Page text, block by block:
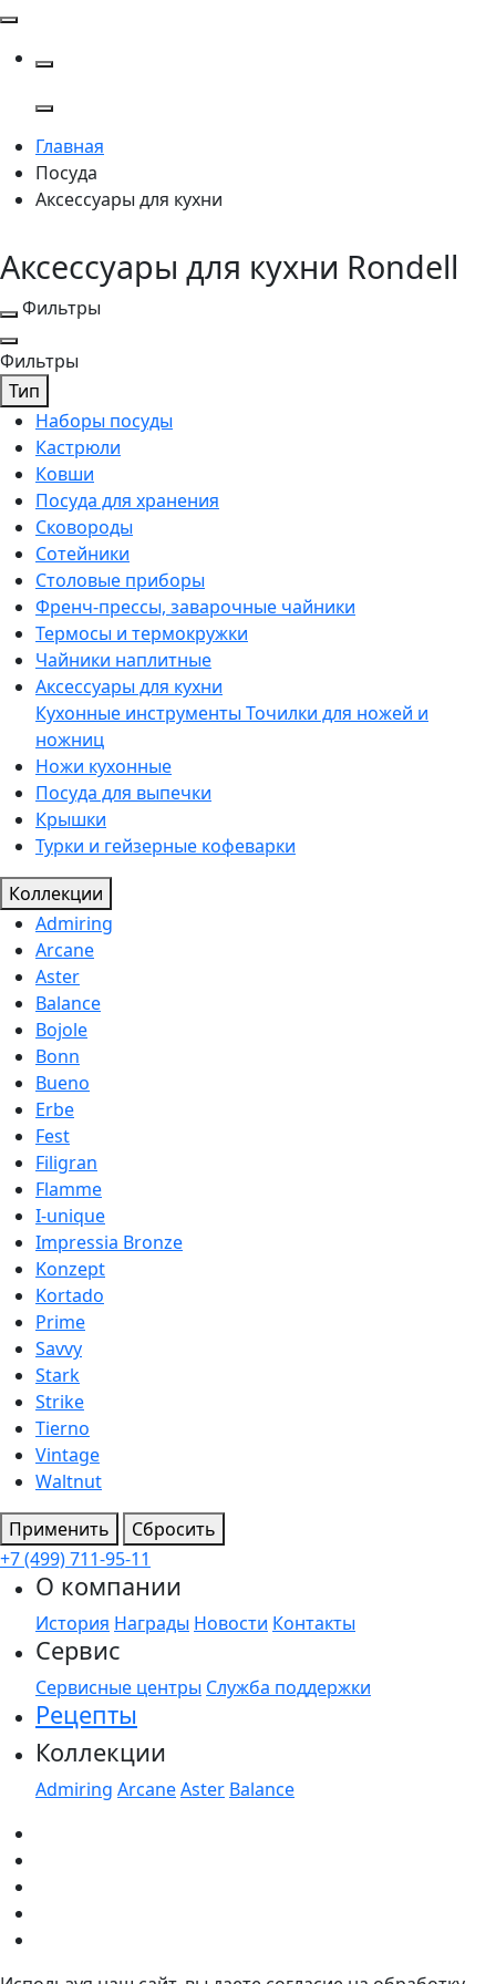
Главная
Посуда
Аксессуары для кухни
Аксессуары для кухни Rondell
Фильтры
Фильтры
Тип
Наборы посуды
Кастрюли
Ковши
Посуда для хранения
Сковороды
Сотейники
Столовые приборы
Френч-прессы, заварочные чайники
Термосы и термокружки
Чайники наплитные
Аксессуары для кухни
Кухонные инструменты Точилки для ножей и
ножниц
Ножи кухонные
Посуда для выпечки
Крышки
Турки и гейзерные кофеварки
Коллекции
Admiring
Arcane
Aster
Balance
Bojole
Bonn
Bueno
Erbe
Fest
Filigran
Flamme
I-unique
Impressia Bronze
Konzept
Kortado
Prime
Savvy
Stark
Strike
Tierno
Vintage
Waltnut
Применить
Сбросить
+7 (499) 711-95-11
О компании
История Награды Новости Контакты
Сервис
Сервисные центры Служба поддержки
Рецепты
Коллекции
Admiring ArcaneAster Balance